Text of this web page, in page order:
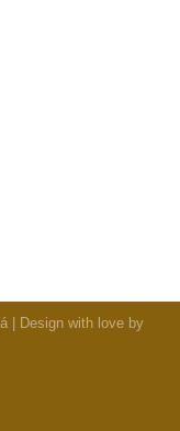
| Design with love by